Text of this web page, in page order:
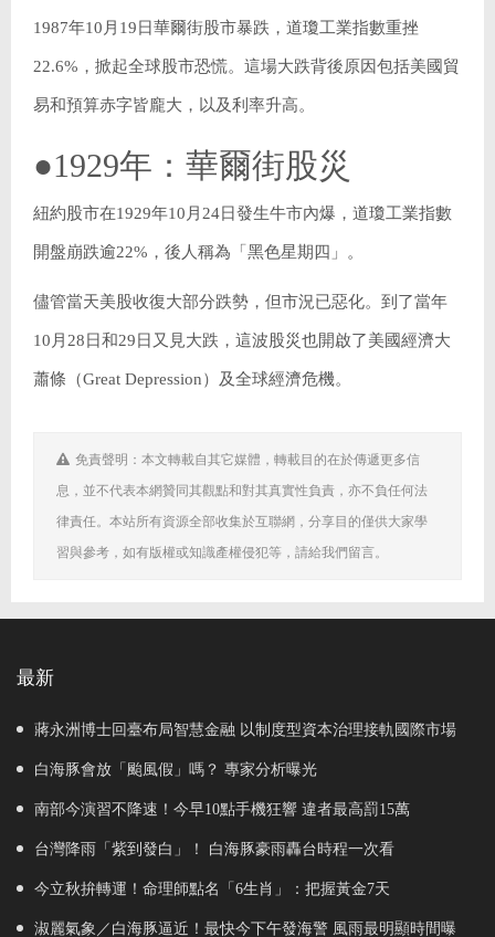
1987年10月19日華爾街股市暴跌，道瓊工業指數重挫
22.6%，掀起全球股市恐慌。這場大跌背後原因包括美國貿
易和預算赤字皆龐大，以及利率升高。
●1929年：華爾街股災
紐約股市在1929年10月24日發生牛市內爆，道瓊工業指數
開盤崩跌逾22%，後人稱為「黑色星期四」。
儘管當天美股收復大部分跌勢，但市況已惡化。到了當年
10月28日和29日又見大跌，這波股災也開啟了美國經濟大
蕭條（Great Depression）及全球經濟危機。
免責聲明：本文轉載自其它媒體，轉載目的在於傳遞更多信
息，並不代表本網贊同其觀點和對其真實性負責，亦不負任何法
律責任。本站所有資源全部收集於互聯網，分享目的僅供大家學
習與參考，如有版權或知識產權侵犯等，請給我們留言。
最新
蔣永洲博士回臺布局智慧金融 以制度型資本治理接軌國際市場
白海豚會放「颱風假」嗎？ 專家分析曝光
南部今演習不降速！今早10點手機狂響 違者最高罰15萬
台灣降雨「紫到發白」！ 白海豚豪雨轟台時程一次看
今立秋拚轉運！命理師點名「6生肖」：把握黃金7天
淑麗氣象／白海豚逼近！最快今下午發海警 風雨最明顯時間曝